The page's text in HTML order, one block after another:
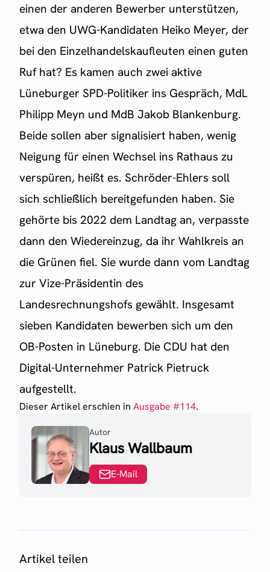
einen der anderen Bewerber unterstützen,
etwa den UWG-Kandidaten Heiko Meyer, der
bei den Einzelhandelskaufleuten einen guten
Ruf hat? Es kamen auch zwei aktive
Lüneburger SPD-Politiker ins Gespräch, MdL
Philipp Meyn und MdB Jakob Blankenburg.
Beide sollen aber signalisiert haben, wenig
Neigung für einen Wechsel ins Rathaus zu
verspüren, heißt es. Schröder-Ehlers soll
sich schließlich bereitgefunden haben. Sie
gehörte bis 2022 dem Landtag an, verpasste
dann den Wiedereinzug, da ihr Wahlkreis an
die Grünen fiel. Sie wurde dann vom Landtag
zur Vize-Präsidentin des
Landesrechnungshofs gewählt. Insgesamt
sieben Kandidaten bewerben sich um den
OB-Posten in Lüneburg. Die CDU hat den
Digital-Unternehmer Patrick Pietruck
aufgestellt.
Dieser Artikel erschien in Ausgabe #114.
Autor
Klaus Wallbaum
E-Mail
Artikel teilen